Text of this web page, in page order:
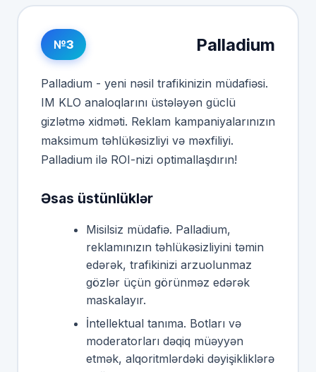
№3 Palladium
Palladium - yeni nəsil trafikinizin müdafiəsi.
IM KLO analoqlarını üstələyən güclü
gizlətmə xidməti. Reklam kampaniyalarınızın
maksimum təhlükəsizliyi və məxfiliyi.
Palladium ilə ROI-nizi optimallaşdırın!
Əsas üstünlüklər
Misilsiz müdafiə. Palladium,
reklamınızın təhlükəsizliyini təmin
edərək, trafikinizi arzuolunmaz
gözlər üçün görünməz edərək
maskalayır.
İntellektual tanıma. Botları və
moderatorları dəqiq müəyyən
etmək, alqoritmlərdəki dəyişikliklərə